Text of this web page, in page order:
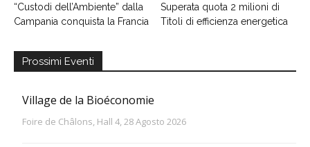
“Custodi dell’Ambiente” dalla
Campania conquista la Francia
Superata quota 2 milioni di
Titoli di efficienza energetica
Prossimi Eventi
Village de la Bioéconomie
Foire de Châlons, Hall 4, 28 Agosto 2026